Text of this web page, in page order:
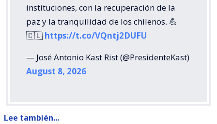
instituciones, con la recuperación de la
paz y la tranquilidad de los chilenos. 💪
🇨🇱 https://t.co/VQntj2DUFU
— José Antonio Kast Rist (@PresidenteKast)
August 8, 2026
Lee también...